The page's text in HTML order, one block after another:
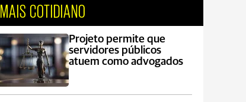
MAIS COTIDIANO
Projeto permite que
servidores públicos
atuem como advogados